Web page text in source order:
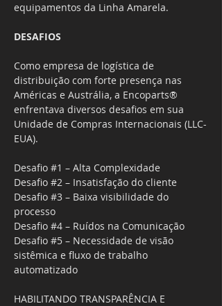
equipamentos da Linha Amarela.
DESAFIOS
Como empresa de logística de
distribuição com forte presença nas
Américas e Austrália, a Encoparts®
enfrentava diversos desafios em sua
Unidade de Compras Internacionais (LLC-
EUA).
Desafio #1 – Alta Complexidade
Desafio #2 – Insatisfação do cliente
Desafio #3 – Baixa visibilidade do
processo
Desafio #4 – Ruídos na Comunicação
Desafio #5 – Necessidade de visão
sistêmica e fluxo de trabalho
automatizado
HABILITANDO TRANSPARÊNCIA E